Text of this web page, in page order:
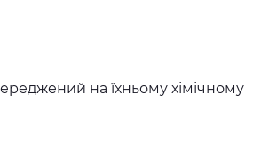
на їхньому хімічному